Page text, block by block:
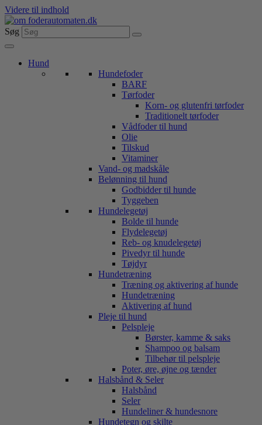
Videre til indhold
Søg
Hund
Hundefoder
BARF
Tørfoder
Korn- og glutenfri tørfoder
Traditionelt tørfoder
Vådfoder til hund
Olie
Tilskud
Vitaminer
Vand- og madskåle
Belønning til hund
Godbidder til hunde
Tyggeben
Hundelegetøj
Bolde til hunde
Flydelegetøj
Reb- og knudelegetøj
Pivedyr til hunde
Tøjdyr
Hundetræning
Træning og aktivering af hunde
Hundetræning
Aktivering af hund
Pleje til hund
Pelspleje
Børster, kamme & saks
Shampoo og balsam
Tilbehør til pelspleje
Poter, øre, øjne og tænder
Halsbånd & Seler
Halsbånd
Seler
Hundeliner & hundesnore
Hundetegn og skilte